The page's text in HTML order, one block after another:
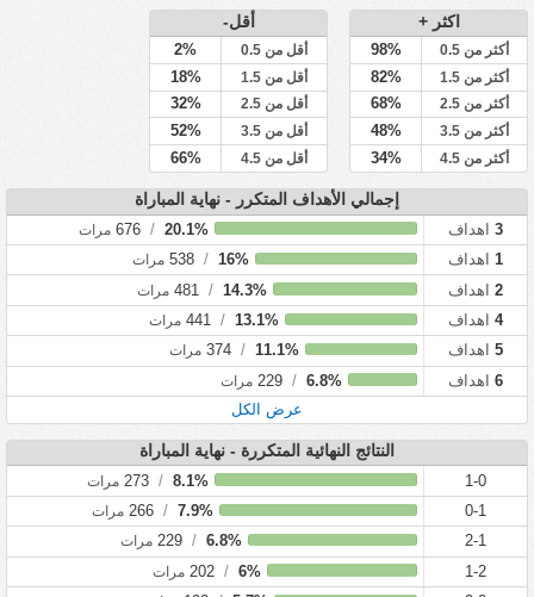
اكثر +
أكثر من 0.5 98%
أكثر من 1.5 82%
أكثر من 2.5 68%
أكثر من 3.5 48%
أكثر من 4.5 34%
أقل-
أقل من 0.5 2%
أقل من 1.5 18%
أقل من 2.5 32%
أقل من 3.5 52%
أقل من 4.5 66%
إجمالي الأهداف المتكرر - نهاية المباراة
3 اهداف 20.1%
/
676 مرات
1 اهداف 16%
/
538 مرات
2 اهداف 14.3%
/ مرات
4 اهداف 13.1%
/ مرات
5 اهداف 11.1%
/
374 مرات
6 اهداف 6.8%
/
229 مرات
عرض الكل
النتائج النهائية المتكررة - نهاية المباراة
1-0
8.1%
/
273 مرات
0-1
7.9%
/
266 مرات
2-1
6.8%
/
229 مرات
1-2
6%
/
202 مرات